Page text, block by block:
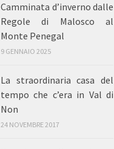
Camminata d’inverno dalle
Regole di Malosco al
Monte Penegal
9 GENNAIO 2025
La straordinaria casa del
tempo che c’era in Val di
Non
24 NOVEMBRE 2017